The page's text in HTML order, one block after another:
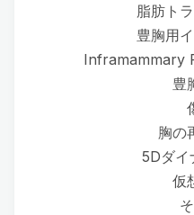
脂肪ト
豊胸用
Inframammary
豊
胸の
5Dダイ
仮